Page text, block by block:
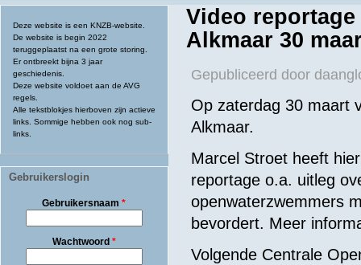
Deze website is een KNZB-website.
De website is begin 2022
teruggeplaatst na een grote storing.
Er ontbreekt bijna 3 jaar
geschiedenis.
Deze website voldoet aan de AVG
regels.
Alle tekstblokjes hierboven zijn actieve
links. Sommige hebben ook nog sub-
links.
Gebruikerslogin
Gebruikersnaam*
Wachtwoord *
Video
Alkmaar 30
Gepubliceerd door
Op zaterdag 30 maart
Alkmaar.
Marcel Stroet heeft
reportage o.a. uitleg
openwaterzwemmers
bevordert. Meer
Volgende Centrale